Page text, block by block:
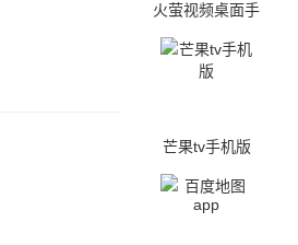
火萤视频桌面手
芒果tv手机版